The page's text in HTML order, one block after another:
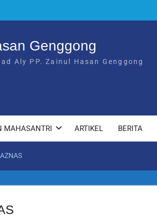
Genggong
Aly PP. Zainul Hasan Genggong
MAHASANTRI ARTIKEL BERITA